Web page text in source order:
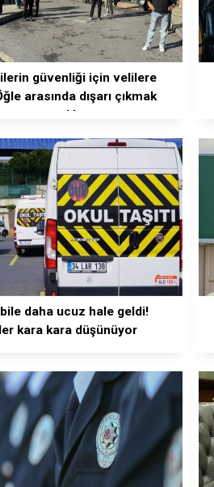
güvenliği için velilere
arasında dışarı çıkmak
yasak!
daha ucuz hale geldi!
kara kara düşünüyor